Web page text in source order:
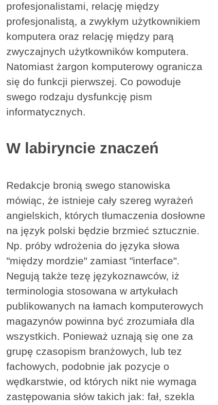
profesjonalistami, relację między
profesjonalistą, a zwykłym użytkownikiem
komputera oraz relację między parą
zwyczajnych użytkowników komputera.
Natomiast żargon komputerowy ogranicza
się do funkcji pierwszej. Co powoduje
swego rodzaju dysfunkcję pism
informatycznych.
W labiryncie znaczeń
Redakcje bronią swego stanowiska
mówiąc, że istnieje cały szereg wyrażeń
angielskich, których tłumaczenia dosłowne
na język polski będzie brzmieć sztucznie.
Np. próby wdrożenia do języka słowa
"między mordzie" zamiast "interface".
Negują także tezę językoznawców, iż
terminologia stosowana w artykułach
publikowanych na łamach komputerowych
magazynów powinna być zrozumiała dla
wszystkich. Ponieważ uznają się one za
grupę czasopism branżowych, lub tez
fachowych, podobnie jak pozycje o
wędkarstwie, od których nikt nie wymaga
zastępowania słów takich jak: fał, szekla